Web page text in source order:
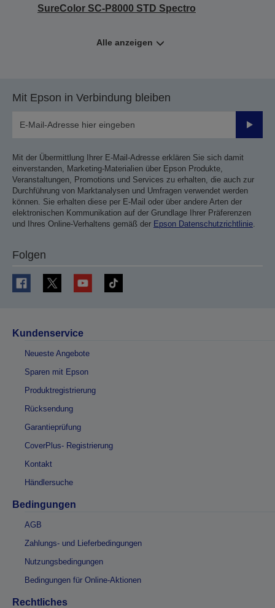
SureColor SC-P8000 STD Spectro
Alle anzeigen
Mit Epson in Verbindung bleiben
Mit der Übermittlung Ihrer E-Mail-Adresse erklären Sie sich damit
einverstanden, Marketing-Materialien über Epson Produkte,
Veranstaltungen, Promotions und Services zu erhalten, die auch zur
Durchführung von Marktanalysen und Umfragen verwendet werden
können. Sie erhalten diese per E-Mail oder über andere Arten der
elektronischen Kommunikation auf der Grundlage Ihrer Präferenzen
und Ihres Online-Verhaltens gemäß der Epson Datenschutzrichtlinie
Folgen
Kundenservice
Neueste Angebote
Sparen mit Epson
Produktregistrierung
Rücksendung
Garantieprüfung
CoverPlus- Registrierung
Kontakt
Händlersuche
Bedingungen
AGB
Zahlungs- und Lieferbedingungen
Nutzungsbedingungen
Bedingungen für Online-Aktionen
Rechtliches